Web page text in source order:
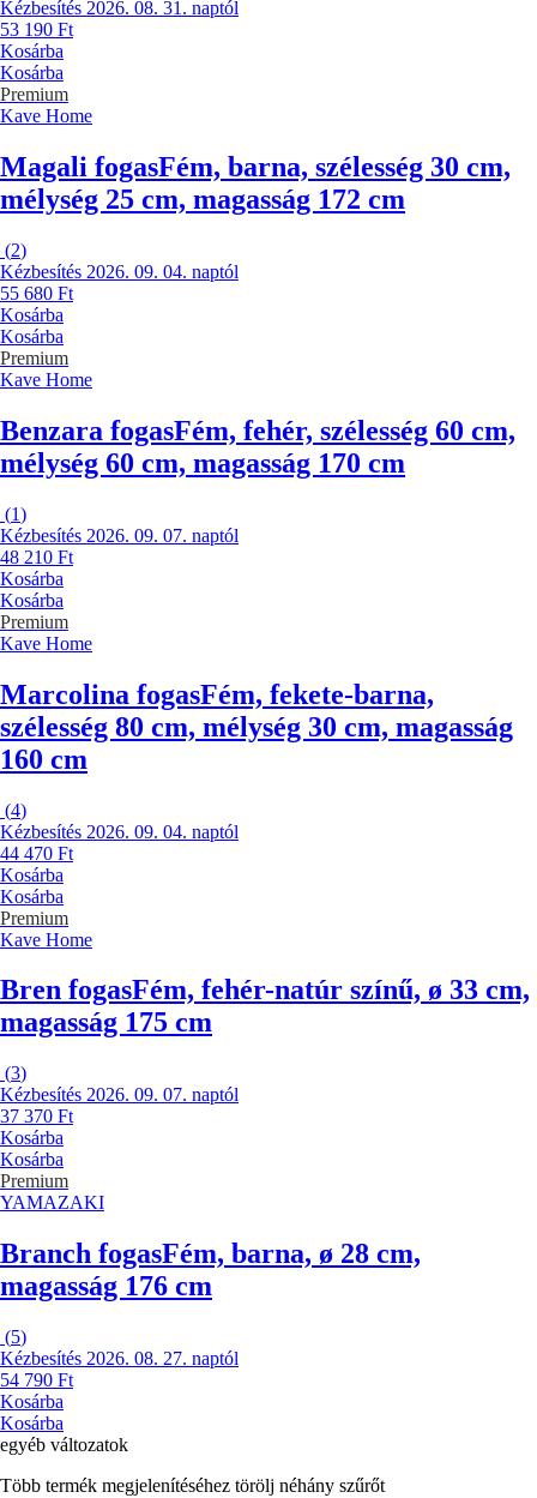
Kézbesítés 2026. 08. 31. naptól
53 190 Ft
Kosárba
Kosárba
Premium
Kave Home
Magali fogasFém, barna, szélesség 30 cm,
mélység 25 cm, magasság 172 cm
(2)
Kézbesítés 2026. 09. 04. naptól
55 680 Ft
Kosárba
Kosárba
Premium
Kave Home
Benzara fogasFém, fehér, szélesség 60 cm,
mélység 60 cm, magasság 170 cm
(1)
Kézbesítés 2026. 09. 07. naptól
48 210 Ft
Kosárba
Kosárba
Premium
Kave Home
Marcolina fogasFém, fekete-barna,
szélesség 80 cm, mélység 30 cm, magasság
160 cm
(4)
Kézbesítés 2026. 09. 04. naptól
44 470 Ft
Kosárba
Kosárba
Premium
Kave Home
Bren fogasFém, fehér-natúr színű, ø 33 cm,
magasság 175 cm
(3)
Kézbesítés 2026. 09. 07. naptól
37 370 Ft
Kosárba
Kosárba
Premium
YAMAZAKI
Branch fogasFém, barna, ø 28 cm,
magasság 176 cm
(5)
Kézbesítés 2026. 08. 27. naptól
54 790 Ft
Kosárba
Kosárba
egyéb változatok
Több termék megjelenítéséhez törölj néhány szűrőt